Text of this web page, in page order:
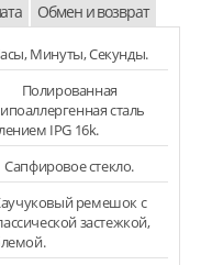
Обмен и возврат
Минуты, Секунды.
Полированная
сталь
IPG 16k.
Сапфировое стекло.
ремешок с
застежкой,